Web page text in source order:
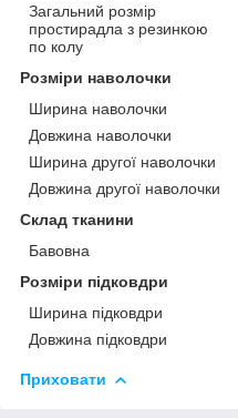
Загальний розмір
простирадла з резинкою
по колу
Розміри наволочки
Ширина наволочки
Довжина наволочки
Ширина другої наволочки
Довжина другої наволочки
Склад тканини
Бавовна
Розміри підковдри
Ширина підковдри
Довжина підковдри
Приховати